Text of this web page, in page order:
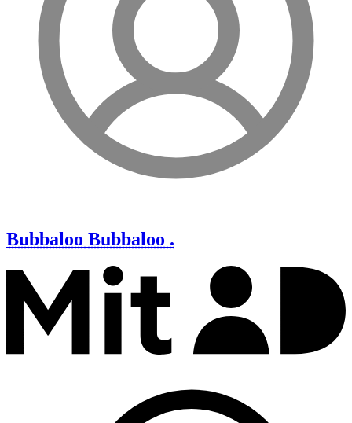
Bubbaloo Bubbaloo .